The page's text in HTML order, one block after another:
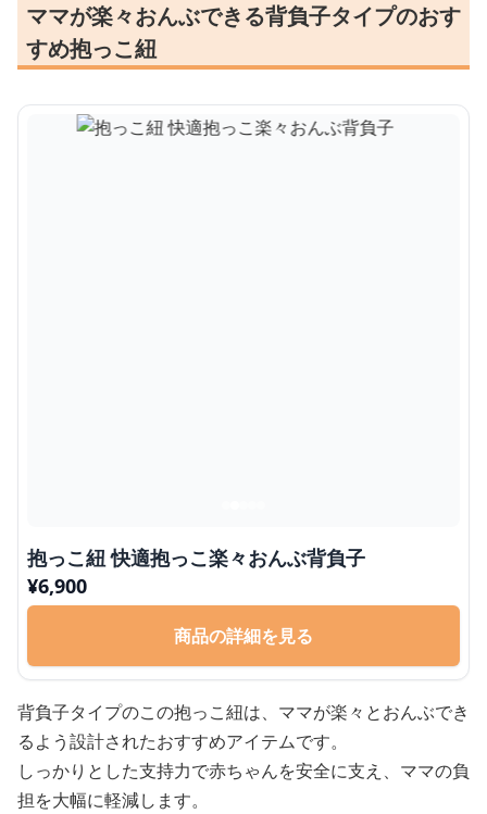
ママが楽々おんぶできる背負子タイプのおす
すめ抱っこ紐
抱っこ紐 快適抱っこ楽々おんぶ背負子
¥6,900
商品の詳細を見る
背負子タイプのこの抱っこ紐は、ママが楽々とおんぶでき
るよう設計されたおすすめアイテムです。
しっかりとした支持力で赤ちゃんを安全に支え、ママの負
担を大幅に軽減します。